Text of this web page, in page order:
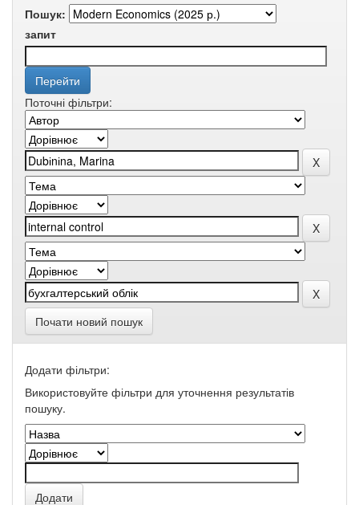
Пошук:
запит
Поточні фільтри:
Почати новий пошук
Додати фільтри:
Використовуйте фільтри для уточнення результатів
пошуку.